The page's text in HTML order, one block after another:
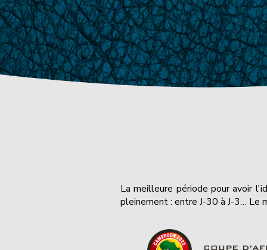
La meilleure période pour avoir
pleinement : entre J-30 à J-3… Le